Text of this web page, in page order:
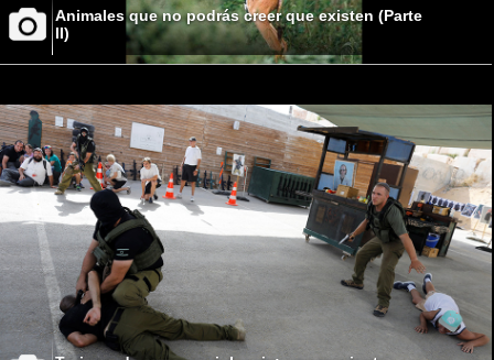
Animales que no podrás creer que existen (Parte
II)